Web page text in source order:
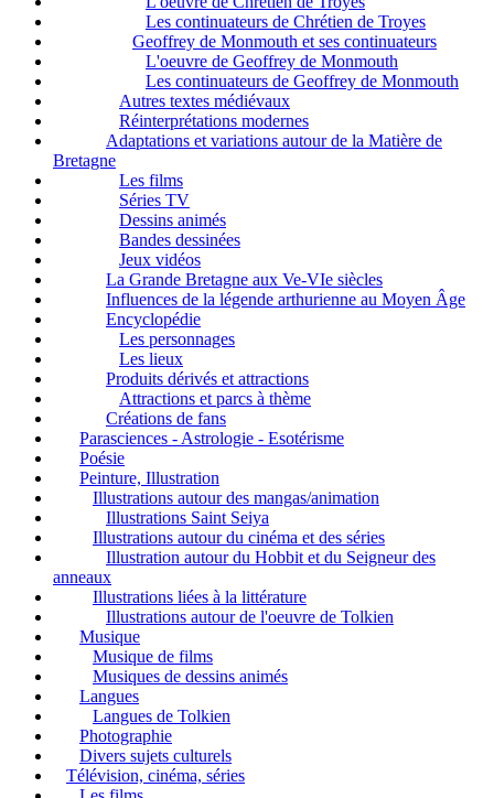
Les continuateurs de Chrétien de Troyes
Geoffrey de Monmouth et ses continuateurs
L'oeuvre de Geoffrey de Monmouth
Les continuateurs de Geoffrey de Monmouth
Autres textes médiévaux
Réinterprétations modernes
Adaptations et variations autour de la Matière de
Bretagne
Les films
Séries TV
Dessins animés
Bandes dessinées
Jeux vidéos
La Grande Bretagne aux Ve-VIe siècles
Influences de la légende arthurienne au Moyen Âge
Encyclopédie
Les personnages
Les lieux
Produits dérivés et attractions
Attractions et parcs à thème
Créations de fans
Parasciences - Astrologie - Esotérisme
Poésie
Peinture, Illustration
Illustrations autour des mangas/animation
Illustrations Saint Seiya
Illustrations autour du cinéma et des séries
Illustration autour du Hobbit et du Seigneur des
anneaux
Illustrations liées à la littérature
Illustrations autour de l'oeuvre de Tolkien
Musique
Musique de films
Musiques de dessins animés
Langues
Langues de Tolkien
Photographie
Divers sujets culturels
Télévision, cinéma, séries